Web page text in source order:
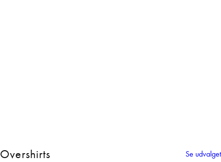
Overshirts Se udvalget